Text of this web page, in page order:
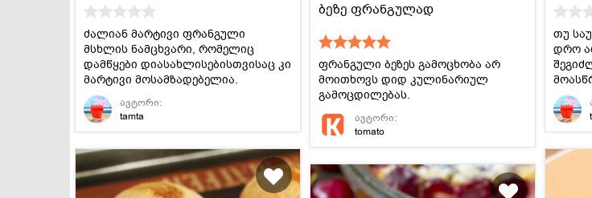
ძალიან მარტივი ფრანგული
მსხლის ნამცხვარი, რომელიც
დამწყები დიასახლისებისთვისაც კი
მარტივი მოსამზადებელია.
ავტორი:
tamta
თუ
დრო
ბეზე ფრანგულად
ფრანგული ბეზეს გამოცხობა არ
მოითხოვს დიდ კულინარიულ
გამოცდილებას.
ავტორი:
tomato